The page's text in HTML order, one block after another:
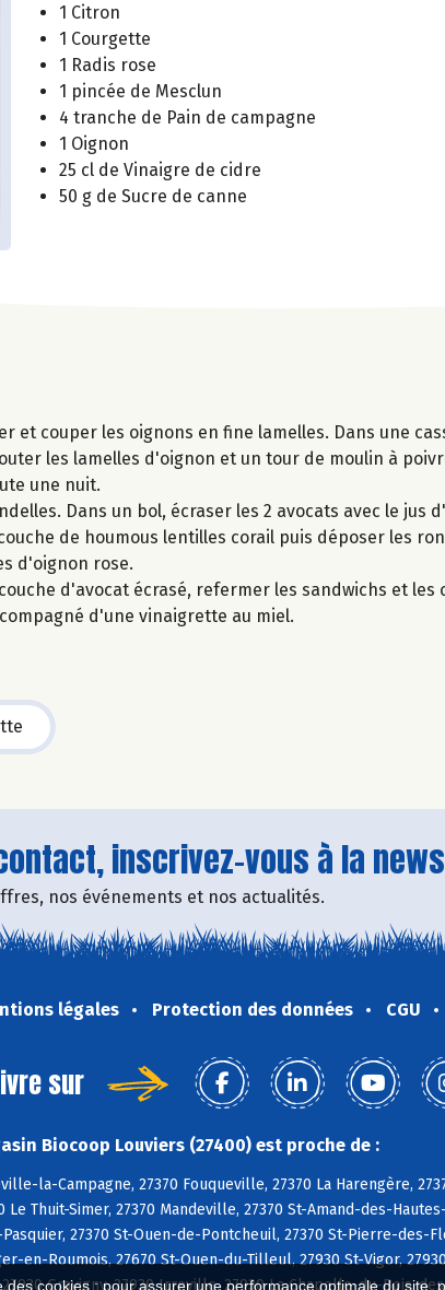
cookies : pour assurer une performance optimale du
1 Citron
1 Courgette
1 Radis rose
1 pincée de Mesclun
4 tranche de Pain de campagne
1 Oignon
25 cl de Vinaigre de cidre
50 g de Sucre de canne
et couper les oignons en fine lamelles. Dans une
les lamelles d'oignon et un tour de moulin à
une nuit.
Dans un bol, écraser les 2 avocats avec le jus
de houmous lentilles corail puis déposer les
d'oignon rose.
d'avocat écrasé, refermer les sandwichs et les
d'une vinaigrette au miel.
inscrivez-vous à la
nos événements et nos actualités.
légales Protection des données CGU
sur
Biocoop Louviers (27400) est proche de :
la-Campagne, 27370 Fouqueville, 27370 La Harengère,
Le Thuit-Simer, 27370 Mandeville, 27370 St-Amand-des-
27370 St-Ouen-de-Pontcheuil, 27370 St-Pierre-des-
en-Roumois, 27670 St-Ouen-du-Tilleul, 27930 St-Vigor,
Gravigny, 27930 Irreville, 27930 La Chapelle-du-Bois-